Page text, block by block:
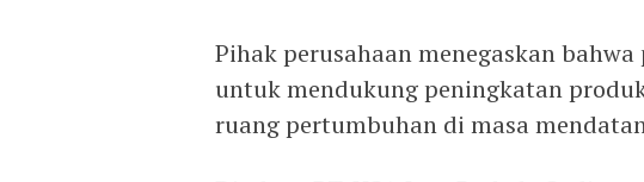
Pihak perusahaan menegaskan
untuk mendukung peningkatan
ruang pertumbuhan di masa